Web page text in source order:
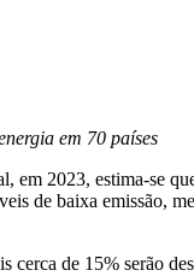
em 70 países
2023, estima-se
de baixa emissão,
de 15% serão